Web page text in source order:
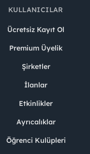
KULLANICILAR
Ücretsiz Kayıt Ol
Premium Üyelik
Şirketler
İlanlar
Etkinlikler
Ayrıcalıklar
Öğrenci Kulüpleri